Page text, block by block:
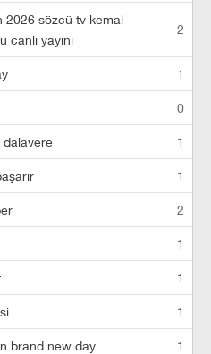
2026 sözcü tv kemal
canlı yayını
2
1
0
dalavere 1
1
2
1
1
1
brand new day 1